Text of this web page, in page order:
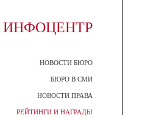
ИНФОЦЕНТР
НОВОСТИ БЮРО
БЮРО В СМИ
НОВОСТИ ПРАВА
РЕЙТИНГИ И НАГРАДЫ